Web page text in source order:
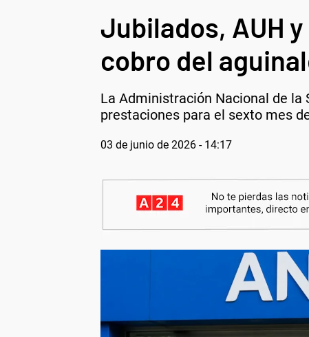
Jubilados, AUH
cobro del
La Administración Nacional de la
prestaciones para el sexto mes
03 de junio de 2026 - 14:17